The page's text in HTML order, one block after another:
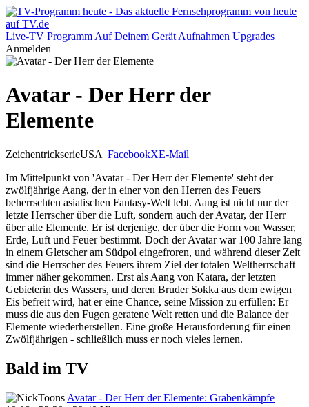
Live-TV Programm Auf Deinem Gerät Aufnahmen Upgrades
Anmelden
Avatar - Der Herr der
Elemente
ZeichentrickserieUSA FacebookXE-Mail
Im Mittelpunkt von 'Avatar - Der Herr der Elemente' steht der
zwölfjährige Aang, der in einer von den Herren des Feuers
beherrschten asiatischen Fantasy-Welt lebt. Aang ist nicht nur der
letzte Herrscher über die Luft, sondern auch der Avatar, der Herr
über alle Elemente. Er ist derjenige, der über die Form von Wasser,
Erde, Luft und Feuer bestimmt. Doch der Avatar war 100 Jahre lang
in einem Gletscher am Südpol eingefroren, und während dieser Zeit
sind die Herrscher des Feuers ihrem Ziel der totalen Weltherrschaft
immer näher gekommen. Erst als Aang von Katara, der letzten
Gebieterin des Wassers, und deren Bruder Sokka aus dem ewigen
Eis befreit wird, hat er eine Chance, seine Mission zu erfüllen: Er
muss die aus den Fugen geratene Welt retten und die Balance der
Elemente wiederherstellen. Eine große Herausforderung für einen
Zwölfjährigen - schließlich muss er noch vieles lernen.
Bald im TV
Avatar - Der Herr der Elemente: Grabenkämpfe